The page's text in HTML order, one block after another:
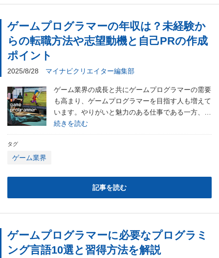
ゲームプログラマーの年収は？未経験か
らの転職方法や志望動機と自己PRの作成
ポイント
2025/8/28 マイナビクリエイター編集部
ゲーム業界の成長と共にゲームプログラマーの需要
も高まり、ゲームプログラマーを目指す人も増えて
います。やりがいと魅力のある仕事である一方、…
続きを読む
タグ
ゲーム業界
記事を読む
ゲームプログラマーに必要なプログラミ
ング言語10選と習得方法を解説